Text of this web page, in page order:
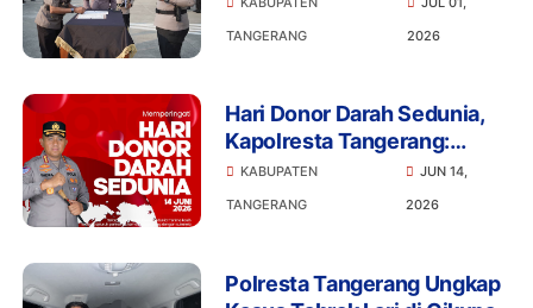
Bergerak Menjawab
TANGERANG
2026
Hari Donor Darah Sedunia,
Kapolresta Tangerang:
Setetes Darah Bisa Menjadi
Harapan Hidup
KABUPATEN
TANGERANG
JUN 14,
2026
Polresta Tangerang Ungkap